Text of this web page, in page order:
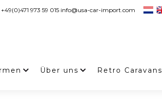
+49(0)471 973 59 015 info@usa-car-import.com
Über uns Retro Caravans